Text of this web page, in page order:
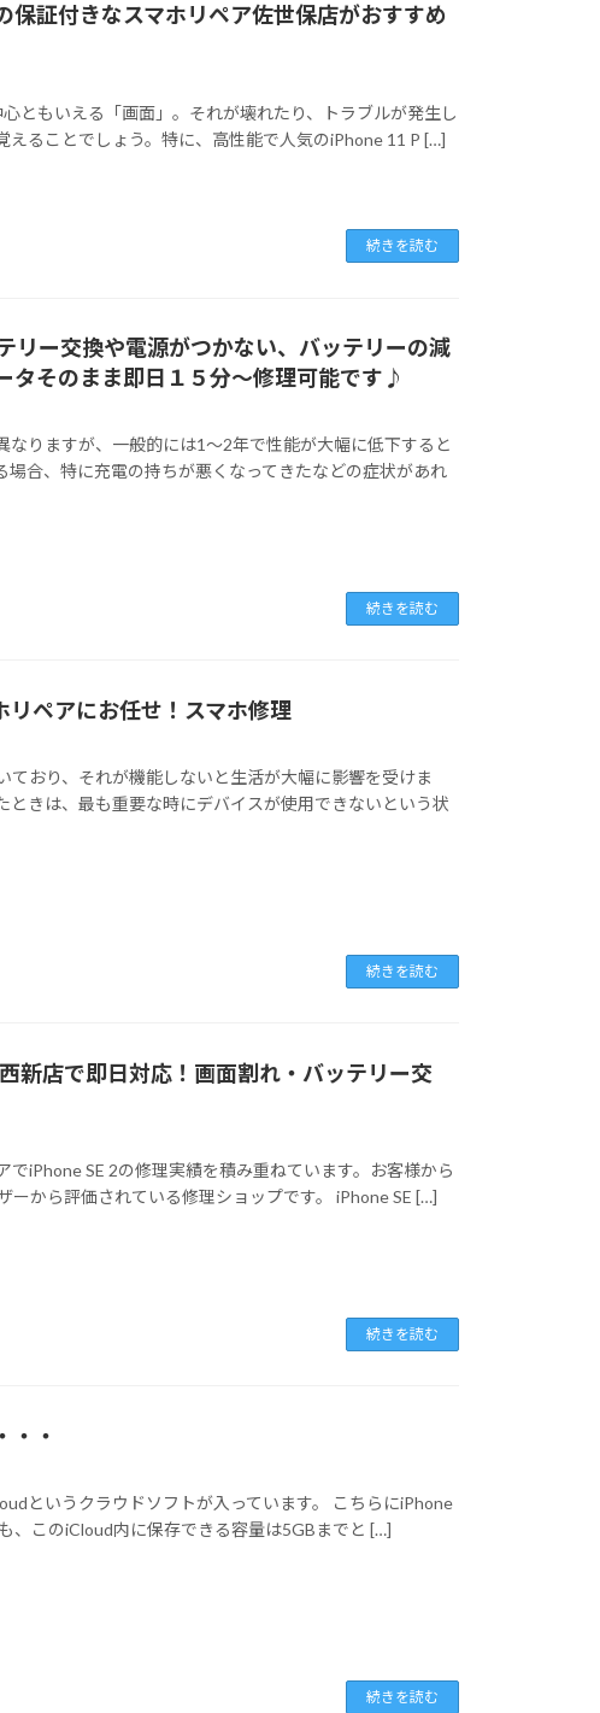
保証付きなスマホリペア佐世保店がおすすめ
ともいえる「画面」。それが壊れたり、トラブルが発生し
ることでしょう。特に、高性能で人気のiPhone 11 P […]
続きを読む
リー交換や電源がつかない、バッテリーの減
タそのまま即日１５分～修理可能です♪
りますが、一般的には1〜2年で性能が大幅に低下すると
合、特に充電の持ちが悪くなってきたなどの症状があれ
続きを読む
ペアにお任せ！スマホ修理
おり、それが機能しないと生活が大幅に影響を受けま
きは、最も重要な時にデバイスが使用できないという状
続きを読む
新店で即日対応！画面割れ・バッテリー交
iPhone SE 2の修理実績を積み重ねています。お客様から
から評価されている修理ショップです。 iPhone SE […]
続きを読む
・・
というクラウドソフトが入っています。 こちらにiPhone
、このiCloud内に保存できる容量は5GBまでと […]
続きを読む